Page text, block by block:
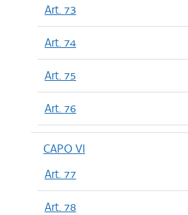
Art. 73
Art. 74
Art. 75
Art. 76
CAPO VI
Art. 77
Art. 78